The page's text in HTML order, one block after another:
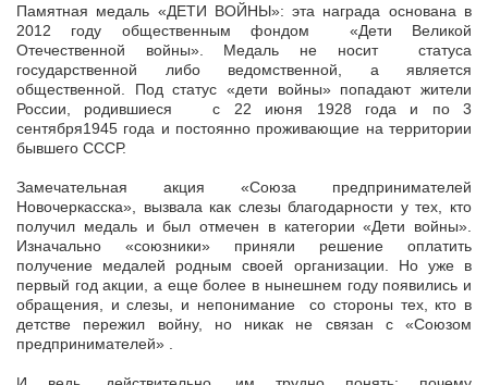
Памятная медаль «ДЕТИ ВОЙНЫ»: эта награда основана в
2012 году общественным фондом «Дети Великой
Отечественной войны». Медаль не носит статуса
государственной либо ведомственной, а является
общественной. Под статус «дети войны» попадают жители
России, родившиеся с 22 июня 1928 года и по 3
сентября1945 года и постоянно проживающие на территории
бывшего СССР.
Замечательная акция «Союза предпринимателей
Новочеркасска», вызвала как слезы благодарности у тех, кто
получил медаль и был отмечен в категории «Дети войны».
Изначально «союзники» приняли решение оплатить
получение медалей родным своей организации. Но уже в
первый год акции, а еще более в нынешнем году появились и
обращения, и слезы, и непонимание со стороны тех, кто в
детстве пережил войну, но никак не связан с «Союзом
предпринимателей» .